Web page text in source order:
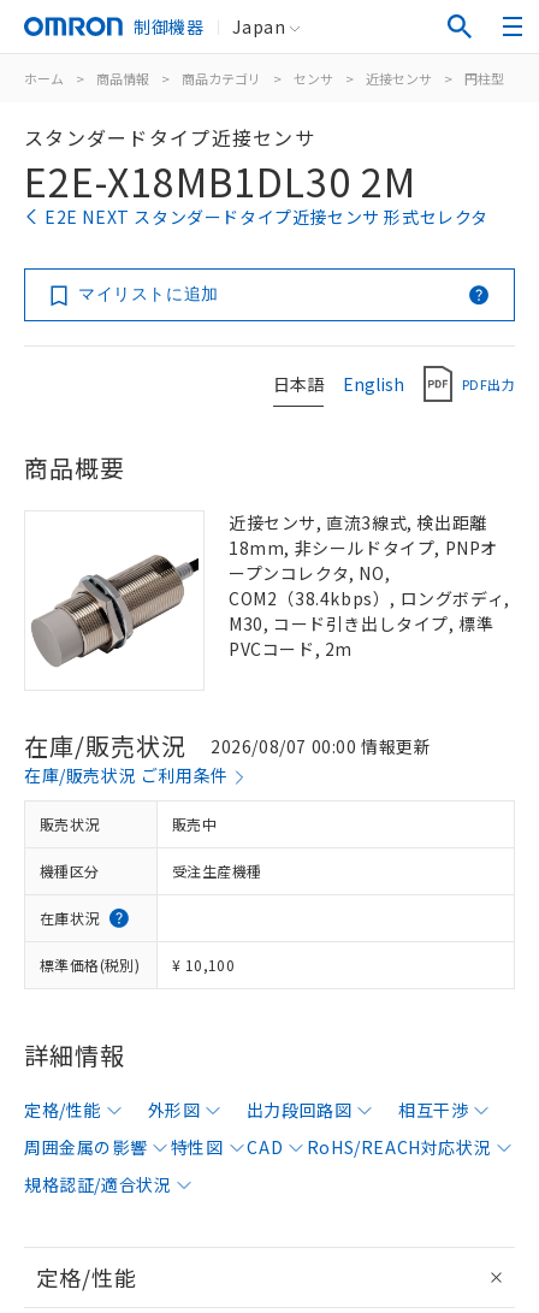
制御機器 Japan
ホーム > 商品情報 > 商品カテゴリ > センサ > 近接センサ > 円柱型
スタンダードタイプ近接センサ
E2E-X18MB1DL30 2M
E2E NEXT スタンダードタイプ近接センサ 形式セレクタ
マイリストに追加
日本語 English PDF出力
商品概要
近接センサ, 直流3線式, 検出距離
18mm, 非シールドタイプ, PNPオ
ープンコレクタ, NO,
COM2（38.4kbps）, ロングボディ,
M30, コード引き出しタイプ, 標準
PVCコード, 2m
在庫/販売状況
2026/08/07 00:00 情報更新
在庫/販売状況 ご利用条件
販売状況 販売中
機種区分 受注生産機種
在庫状況
標準価格(税別) ¥ 10,100
詳細情報
定格/性能 外形図 出力段回路図
相互干渉
周囲金属の影響
特性図 CAD
RoHS/REACH対応状況
規格認証/適合状況
定格/性能